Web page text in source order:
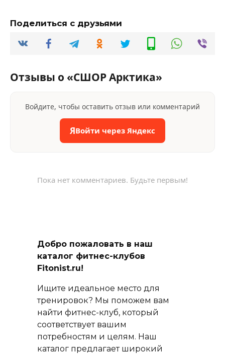
Поделиться с друзьями
Отзывы о «СШОР Арктика»
Войдите, чтобы оставить отзыв или комментарий
ЯВойти через Яндекс
Пока нет комментариев. Будьте первым!
Добро пожаловать в наш
каталог фитнес-клубов
Fitonist.ru!
Ищите идеальное место для
тренировок? Мы поможем вам
найти фитнес-клуб, который
соответствует вашим
потребностям и целям. Наш
каталог предлагает широкий